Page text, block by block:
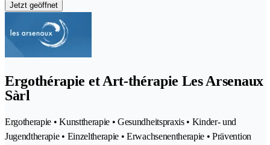
Jetzt geöffnet
Ergothérapie et Art-thérapie Les Arsenaux
Sàrl
Ergotherapie • Kunsttherapie • Gesundheitspraxis • Kinder- und
Jugendtherapie • Einzeltherapie • Erwachsenentherapie • Prävention